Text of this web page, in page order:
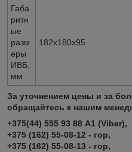
Габа
ритн
ые
разм
еры
ИВБ,
мм
182х180х95
За уточнением цены и за
обращайтесь к нашим
+375(44) 555 93 88 А1 (Viber),
+375 (162) 55-08-12 - гор,
+375 (162) 55-08-13 - гор,